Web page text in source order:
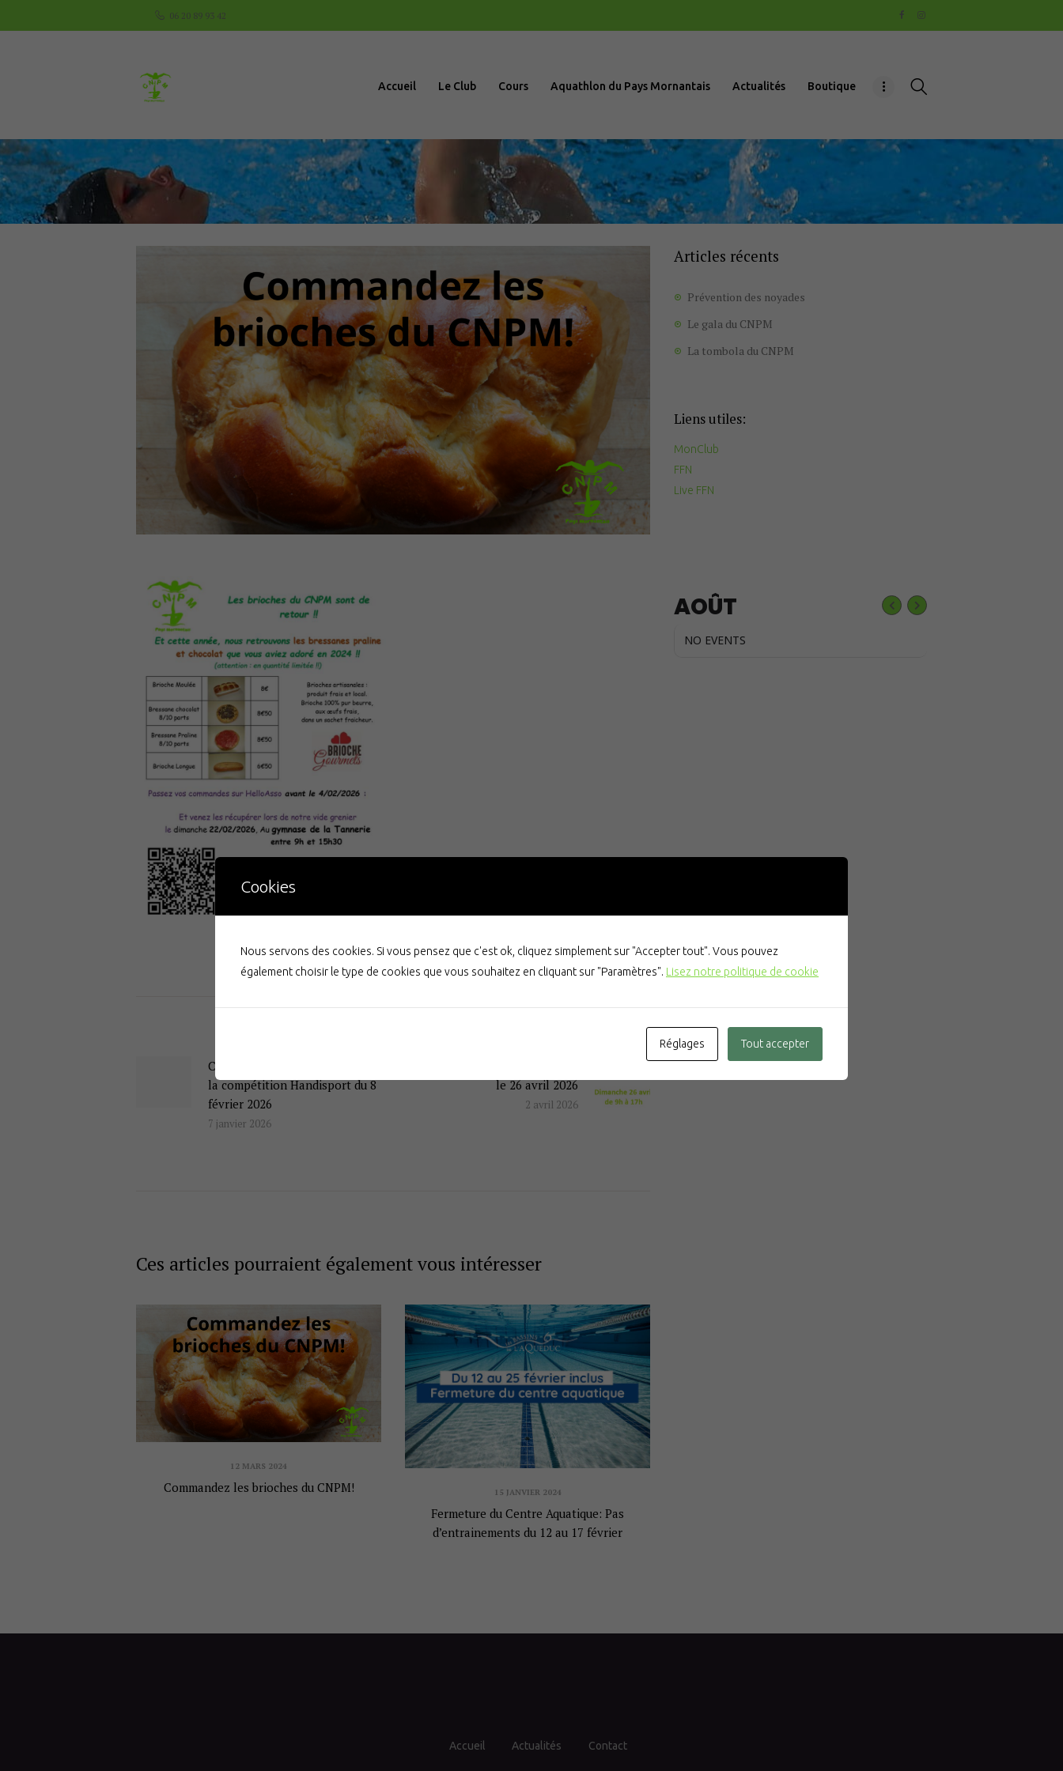
06 20 89 93 42
Accueil Le Club Cours Aquathlon du Pays Mornantais Actualités Boutique
Aquathlon du
Mornantais
Actualités
Boutique
Documents
utiles
Contact
Navigation
l’articleActualité
précédente
Commandez votre repas pour
la compétition Handisport du 8
février 2026
7 janvier 2026
actualité
le 26 avril 2026
2 avril 2026
Ces articles pourraient également vous intéresser
12 MARS 2024
Commandez les brioches du CNPM! 15 JANVIER 2024
Fermeture du Centre Aquatique: Pas
d’entrainements du 12 au 17 février
Articles récents
Prévention des noyades
Le gala du CNPM
La tombola du CNPM
Liens utiles:
MonClub
FFN
Live FFN
AOÛT
NO EVENTS
Accueil Actualités Contact
Cookies
Nous servons des cookies. Si vous pensez que c'est ok, cliquez simplement sur "Accepter tout". Vous pouvez
également choisir le type de cookies que vous souhaitez en cliquant sur "Paramètres". Lisez notre politique de cookie
Réglages Tout accepter